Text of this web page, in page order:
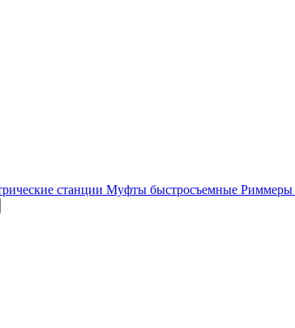
станции Муфты быстросъемные Риммеры